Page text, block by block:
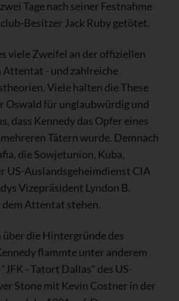
Tage nach seiner Festnahme
Besitzer Jack Ruby getötet.
viele Zweifel an der offiziellen
Attentat - und zahlreiche
Viele halten die These
Oswald für unglaubwürdig und
dass Kennedy das Opfer eines
Tätern wurde. Demnach
die Sowjetunion, Kuba,
US-Auslandsgeheimdienst CIA
Vizepräsident Lyndon B.
dem Attentat stehen.
die Hintergründe des
flammte unter anderem
- Tatort Dallas" des US-
Stone mit Kevin Costner in der